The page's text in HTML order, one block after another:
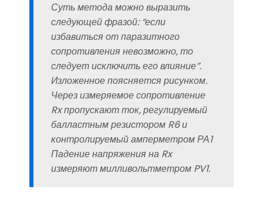
Суть метода можно выразить
следующей фразой: “если
избавиться от паразитного
сопротивления невозможно, то
следует исключить его влияние”.
Изложенное поясняется рисунком.
Через измеряемое сопротивление
Rx пропускают ток, регулируемый
балластным резистором R6 и
контролируемый амперметром РА1
Падение напряжения на Rx
измеряют милливольтметром PV1.